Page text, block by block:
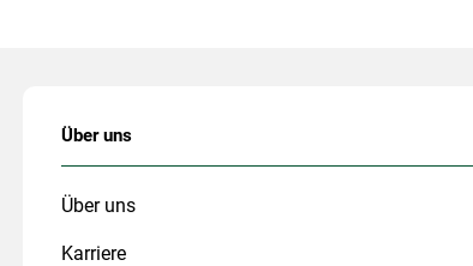
Über uns
Über uns
Karriere